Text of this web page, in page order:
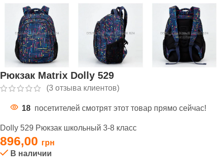
Рюкзак Matrix Dolly 529
(3 отзыва клиентов)
18 посетителей смотрят этот товар прямо сейчас!
Dolly 529 Рюкзак школьный 3-8 класс
896,00
В наличии